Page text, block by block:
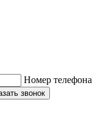
Номер телефона